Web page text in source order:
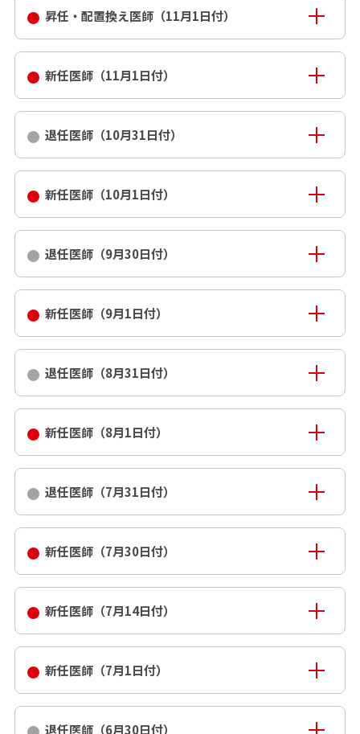
昇任・配置換え医師（11月1日付）
新任医師（11月1日付）
退任医師（10月31日付）
新任医師（10月1日付）
退任医師（9月30日付）
新任医師（9月1日付）
退任医師（8月31日付）
新任医師（8月1日付）
退任医師（7月31日付）
新任医師（7月30日付）
新任医師（7月14日付）
新任医師（7月1日付）
退任医師（6月30日付）